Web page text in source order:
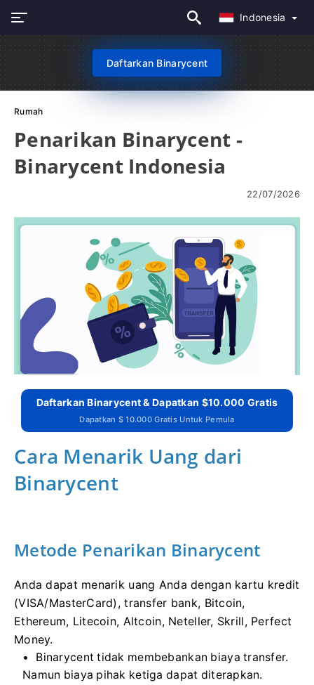
Indonesia
Daftarkan Binarycent
Rumah
Penarikan Binarycent -
Binarycent Indonesia
22/07/2026
Daftarkan Binarycent & Dapatkan $10.000 Gratis
Dapatkan $ 10.000 Gratis Untuk Pemula
Cara Menarik Uang dari
Binarycent
Metode Penarikan Binarycent
Anda dapat menarik uang Anda dengan kartu kredit
(VISA/MasterCard), transfer bank, Bitcoin,
Ethereum, Litecoin, Altcoin, Neteller, Skrill, Perfect
Money.
Binarycent tidak membebankan biaya transfer.
Namun biaya pihak ketiga dapat diterapkan.